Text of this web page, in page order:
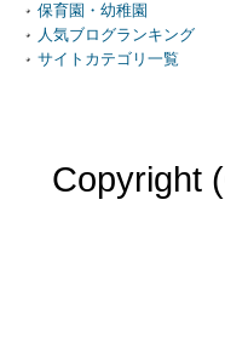
保育園・幼稚園
人気ブログランキング
サイトカテゴリ一覧
Copyright